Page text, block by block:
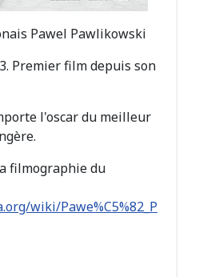
Pawel Pawlikowski
Premier film depuis son
l'oscar du meilleur
filmographie du
wiki/Pawe%C5%82_P